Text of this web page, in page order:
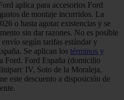
aplica para accesorios Ford
de montaje incurridos. La
o hasta agotar existencias y se
sin dar razones. No es posible
según tarifas estándar y
Se aplican los términos y
Ford. Ford España (domicilio
IV, Soto de la Moraleja,
este descuento a disposición de